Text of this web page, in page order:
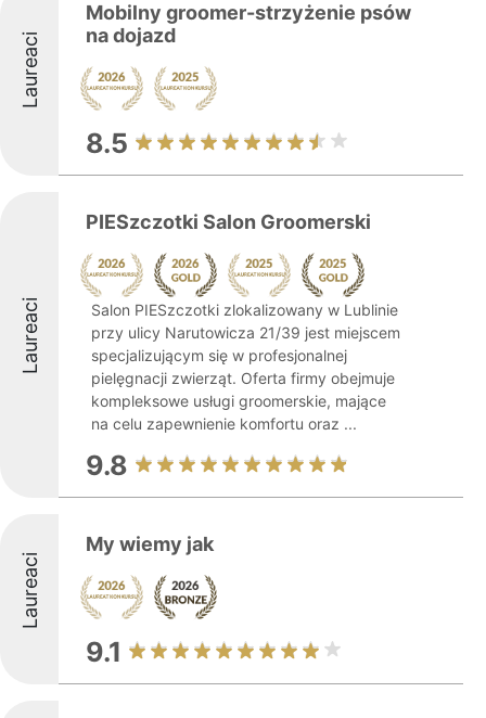
Laureaci
Mobilny groomer-strzyżenie psów
na dojazd
8.5
Laureaci
PIESzczotki Salon Groomerski
Salon PIESzczotki zlokalizowany w Lublinie
przy ulicy Narutowicza 21/39 jest miejscem
specjalizującym się w profesjonalnej
pielęgnacji zwierząt. Oferta firmy obejmuje
kompleksowe usługi groomerskie, mające
na celu zapewnienie komfortu oraz ...
9.8
Laureaci
My wiemy jak
9.1